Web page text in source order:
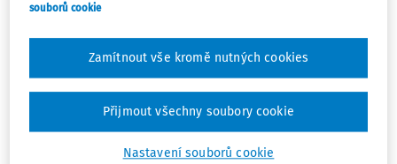
zaměstnance, jestliže jeho pracovní poměr u
nejméně ve výši trojnásobku průměrného výdělku
zaměstnance, jestliže jeho pracovní poměr u
zaměstnavatele trval alespoň 2 roky,
nejméně ve výši součtu trojnásobku průměrného
souborů cookie
Nastavení souborů cookie
Zamítnout vše kromě nutných cookies
Přijmout všechny soubory cookie